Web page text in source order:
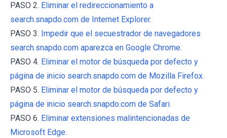
PASO 2. Eliminar el redireccionamiento a
search.snapdo.com de Internet Explorer.
PASO 3. Impedir que el secuestrador de navegadores
search.snapdo.com aparezca en Google Chrome.
PASO 4. Eliminar el motor de búsqueda por defecto y
página de inicio search.snapdo.com de Mozilla Firefox.
PASO 5. Eliminar el motor de búsqueda por defecto y
página de inicio search.snapdo.com de Safari.
PASO 6. Eliminar extensiones malintencionadas de
Microsoft Edge.